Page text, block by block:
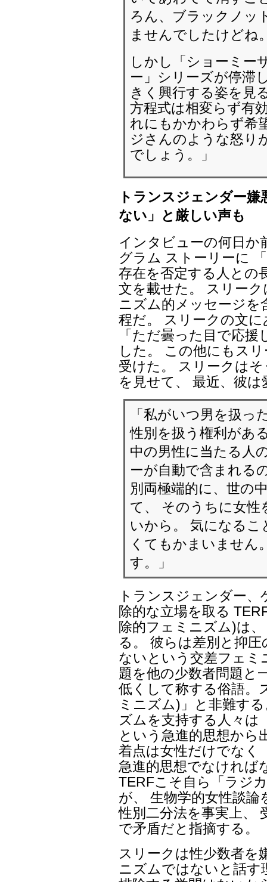
ろん、ブラックノッ
ませんでしたけどね
しかし「ショーミー
ー」シリーズが停滞
きく興行する姿を見
方程式は相変らず有
れにもかかわらず希
ジさんのような怒り
でしょう。」
トランスジェンダー
ない」と厳しい声も
インタビューの何日か
グラム ストーリーに
存在を否定する人との
文を載せた。 スリー
ニズム的メッセージを
程だ。 スリークの文
「ただ曇った目で応
した。 この他にもス
受けた。 スリークは
を見せて、 最近、彼
「私がいつ男を扱
性別を扱う権利があ
中の男性に当たる人
ーが自動で含まれる
別両極端的に、世の
て、 そのうちに女性
いから。 気になる
くてもかまいません
す。」
トランスジェンダー
除的な立場を取る
除的フェミニズム)は
る。 彼らは差別と抑
ないという交差フェミ
題を他の少数者問題と
低くして称する俗語。
ミニズム)」と非難す
ズムを支持する人々は
という急進的思想から
着点は女性だけでなく
急進的思想でなければ
TERFこそ自ら「ラジ
が、 生物学的女性談
性別二分法を事実上、
で矛盾だと指摘する。
スリークは性少数者
ニズムではないと話す